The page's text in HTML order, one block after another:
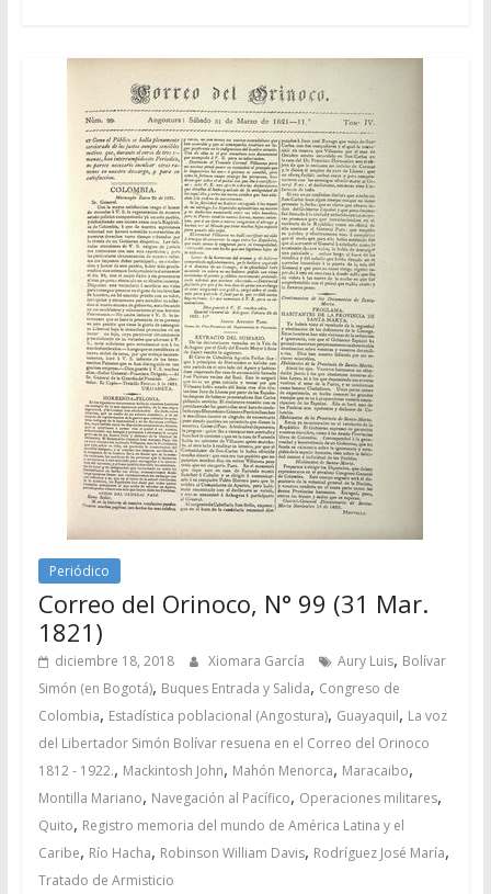
Periódico
Correo del Orinoco, N° 99 (31 Mar.
1821)
diciembre 18, 2018 Xiomara García Aury Luis, Bolívar
Simón (en Bogotá), Buques Entrada y Salida, Congreso de
Colombia, Estadística poblacional (Angostura), Guayaquil, La voz
del Libertador Simón Bolívar resuena en el Correo del Orinoco
1812 - 1922., Mackintosh John, Mahón Menorca, Maracaibo,
Montilla Mariano, Navegación al Pacífico, Operaciones militares,
Quito, Registro memoria del mundo de América Latina y el
Caribe, Río Hacha, Robinson William Davis, Rodríguez José María,
Tratado de Armisticio